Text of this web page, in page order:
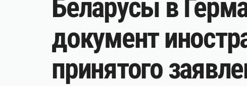
Беларусы в
документ
принятого